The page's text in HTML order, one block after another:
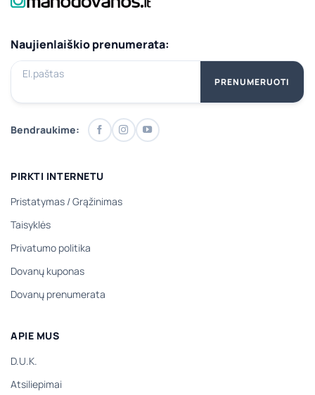
Naujienlaiškio prenumerata:
El.paštas
PRENUMERUOTI
Bendraukime:
PIRKTI INTERNETU
Pristatymas /Grąžinimas
Taisyklės
Privatumo politika
Dovanų kuponas
Dovanų prenumerata
APIE MUS
D.U.K.
Atsiliepimai